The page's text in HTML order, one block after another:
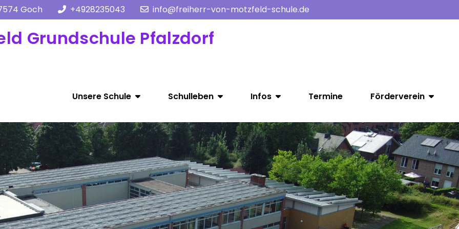
Goch +4928235043 info@freiherr-von-motzfeld-schule.de
Grundschule Pfalzdorf
Unsere Schule Schulleben Infos Termine Förderverein